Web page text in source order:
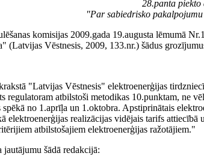
28.panta
"Par sabiedrisko
komisijas 2009.gada 19.augusta lēmumā
(Latvijas Vēstnesis, 2009, 133.nr.) šādus
"Latvijas Vēstnesis" elektroenerģijas
regulatoram atbilstoši metodikas 10.punktam, ne
spēkā no 1.aprīļa un 1.oktobra. Apstiprinātais
elektroenerģijas realizācijas vidējais tarifs
atbilstošajiem elektroenerģijas ražotājiem."
šādā redakcijā: